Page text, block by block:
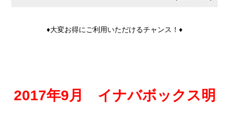
♦大変お得にご利用いただけるチャンス！♦
2017年9月 イナバボックス明